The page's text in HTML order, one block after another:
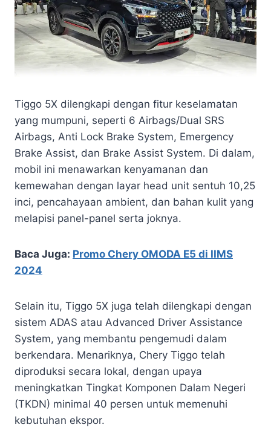
Tiggo 5X dilengkapi dengan fitur keselamatan
yang mumpuni, seperti 6 Airbags/Dual SRS
Airbags, Anti Lock Brake System, Emergency
Brake Assist, dan Brake Assist System. Di dalam,
mobil ini menawarkan kenyamanan dan
kemewahan dengan layar head unit sentuh 10,25
inci, pencahayaan ambient, dan bahan kulit yang
melapisi panel-panel serta joknya.
Baca Juga: Promo Chery OMODA E5 di IIMS
2024
Selain itu, Tiggo 5X juga telah dilengkapi dengan
sistem ADAS atau Advanced Driver Assistance
System, yang membantu pengemudi dalam
berkendara. Menariknya, Chery Tiggo telah
diproduksi secara lokal, dengan upaya
meningkatkan Tingkat Komponen Dalam Negeri
(TKDN) minimal 40 persen untuk memenuhi
kebutuhan ekspor.